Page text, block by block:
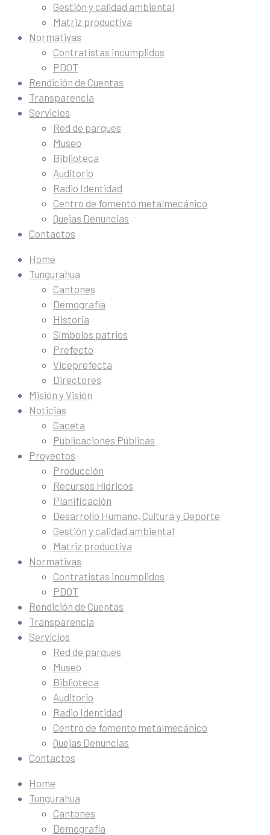
Gestión y calidad ambiental
Matriz productiva
Normativas
Contratistas incumplidos
PDOT
Rendición de Cuentas
Transparencia
Servicios
Red de parques
Museo
Biblioteca
Auditorio
Radio Identidad
Centro de fomento metalmecánico
Quejas Denuncias
Contactos
Home
Tungurahua
Cantones
Demografía
Historia
Símbolos patrios
Prefecto
Viceprefecta
Directores
Misión y Visión
Noticias
Gaceta
Publicaciones Públicas
Proyectos
Producción
Recursos Hídricos
Planificación
Desarrollo Humano, Cultura y Deporte
Gestión y calidad ambiental
Matriz productiva
Normativas
Contratistas incumplidos
PDOT
Rendición de Cuentas
Transparencia
Servicios
Red de parques
Museo
Biblioteca
Auditorio
Radio Identidad
Centro de fomento metalmecánico
Quejas Denuncias
Contactos
Home
Tungurahua
Cantones
Demografía